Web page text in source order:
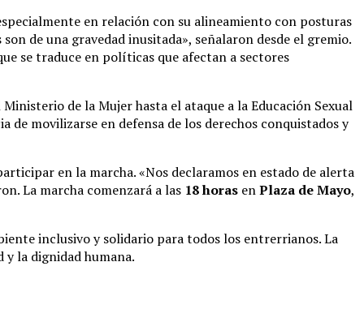
en relación con su alineamiento con posturas
de una gravedad inusitada», señalaron desde el gremio.
se traduce en políticas que afectan a sectores
de la Mujer hasta el ataque a la Educación Sexual
movilizarse en defensa de los derechos conquistados y
en la marcha. «Nos declaramos en estado de alerta
La marcha comenzará a las 18 horas enPlaza de Mayo,
inclusivo y solidario para todos los entrerrianos. La
la dignidad humana.